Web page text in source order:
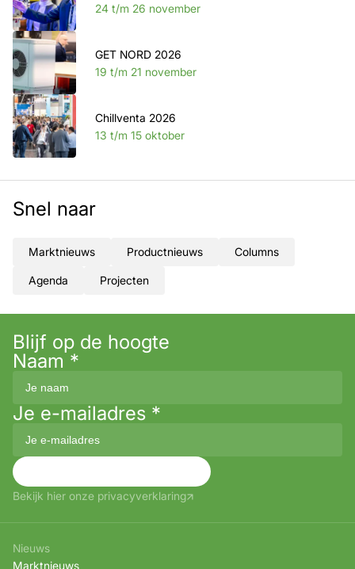
24 t/m 26 november
GET NORD 2026
19 t/m 21 november
Chillventa 2026
13 t/m 15 oktober
Snel naar
Marktnieuws Productnieuws Columns
Agenda Projecten
Blijf op de hoogte
Naam *
Je e-mailadres *
Bekijk hier onze privacyverklaring
Nieuws
Marktnieuws